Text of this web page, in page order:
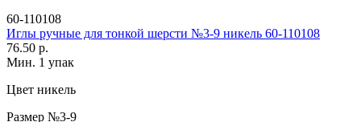
60-110108
Иглы ручные для тонкой шерсти №3-9 никель 60-110108
76.50 р.
Мин. 1 упак
Цвет никель
Размер №3-9